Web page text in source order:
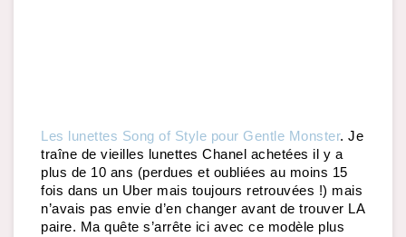
Les lunettes Song of Style pour Gentle Monster. Je
traîne de vieilles lunettes Chanel achetées il y a
plus de 10 ans (perdues et oubliées au moins 15
fois dans un Uber mais toujours retrouvées !) mais
n’avais pas envie d’en changer avant de trouver LA
paire. Ma quête s’arrête ici avec ce modèle plus